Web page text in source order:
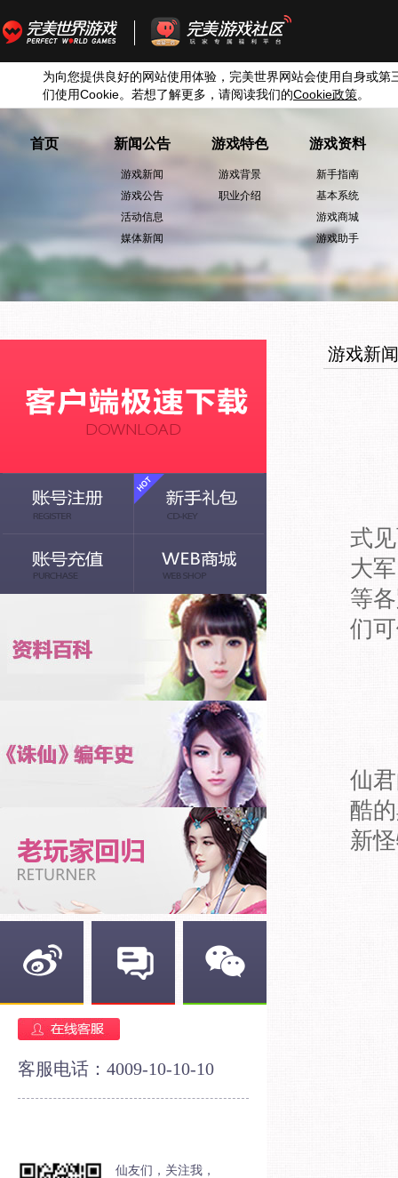
为向您提供良好的网站使用体验，完美世界网站会使用自身或第
们使用Cookie。若想了解更多，请阅读我们的Cookie政策。
首页 新闻公告
游戏新闻
游戏公告
活动信息
媒体新闻
游戏特色
游戏背景
职业介绍
游戏资料
新手指南
基本系统
游戏商城
游戏助手
客服电话：4009-10-10-10
仙友们，关注我，
游戏新闻
式
大
等
们
仙
酷
新